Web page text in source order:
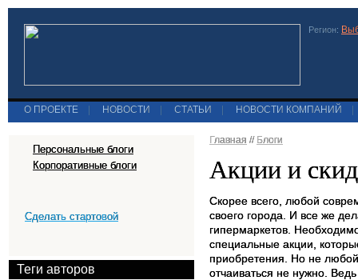
Регион:
О ПРОЕКТЕ НОВОСТИ СТАТЬИ НОВОСТИ КОМПАНИЙ
Персональные блоги
Корпоративные блоги
Сделать стартовой
Теги авторов
Главная // Блоги
Акции и
Скорее всего, любой
своего города. И все же
гипермаркетов.
специальные акции,
приобретения. Но не
отчаиваться не нужно.